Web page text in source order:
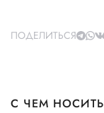
ПОДЕЛИТЬСЯ
С ЧЕМ НОСИТЬ